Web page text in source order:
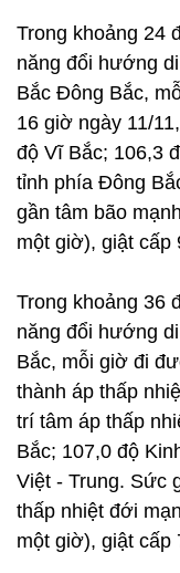
Trong khoảng 24
năng đổi hướng
Bắc Đông Bắc,
16 giờ ngày 11/
độ Vĩ Bắc; 106,3
tỉnh phía Đông
gần tâm bão
một giờ), giật cấp
Trong khoảng 36
năng đổi hướng
Bắc, mỗi giờ đi
thành áp thấp
trí tâm áp thấp
Bắc; 107,0 độ
Việt - Trung. Sức
thấp nhiệt đới
một giờ), giật cấp